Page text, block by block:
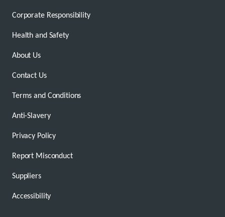
Corporate Responsibility
Health and Safety
About Us
Contact Us
Terms and Conditions
Anti-Slavery
Privacy Policy
Report Misconduct
Suppliers
Accessibility